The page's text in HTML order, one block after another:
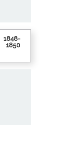
1848-
1850